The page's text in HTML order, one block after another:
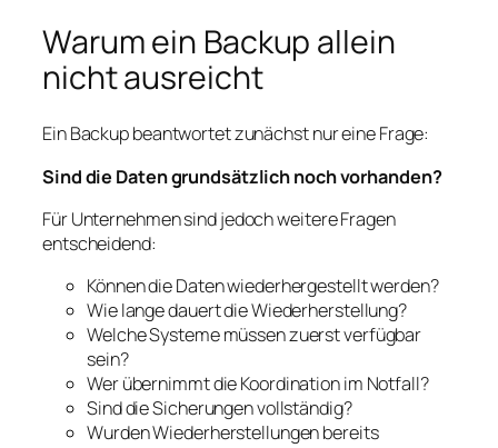
Warum ein Backup allein
nicht ausreicht
Ein Backup beantwortet zunächst nur eine Frage:
Sind die Daten grundsätzlich noch vorhanden?
Für Unternehmen sind jedoch weitere Fragen
entscheidend:
Können die Daten wiederhergestellt werden?
Wie lange dauert die Wiederherstellung?
Welche Systeme müssen zuerst verfügbar
sein?
Wer übernimmt die Koordination im Notfall?
Sind die Sicherungen vollständig?
Wurden Wiederherstellungen bereits